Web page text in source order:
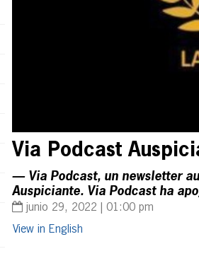
Via Podcast
— Via Podcast, un newsletter
Auspiciante. Via Podcast ha
junio 29, 2022 | 01:00 pm
English